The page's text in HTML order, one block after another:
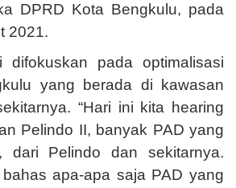
DPRD Kota Bengkulu, pada
2021.
difokuskan pada optimalisasi
yang berada di kawasan
“Hari ini kita hearing
Pelindo II, banyak PAD yang
dari Pelindo dan sekitarnya.
apa-apa saja PAD yang